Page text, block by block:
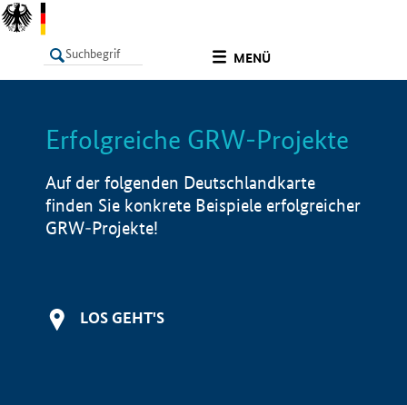
MENÜ
LISTE Info
Erfolgreiche GRW-Projekte
Auf der folgenden Deutschlandkarte
finden Sie konkrete Beispiele erfolgreicher
GRW-Projekte!
LOS GEHT'S